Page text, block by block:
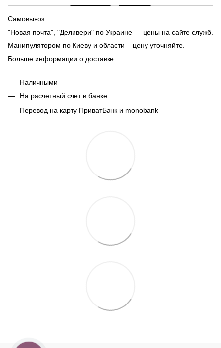
Самовывоз.
"Новая почта", "Деливери" по Украине — цены на сайте служб.
Манипулятором по Киеву и области – цену уточняйте.
Больше информации о доставке
Наличными
На расчетный счет в банке
Перевод на карту ПриватБанк и monobank